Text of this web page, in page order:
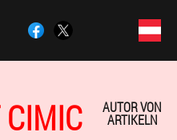
AUTOR VON
ARTIKELN